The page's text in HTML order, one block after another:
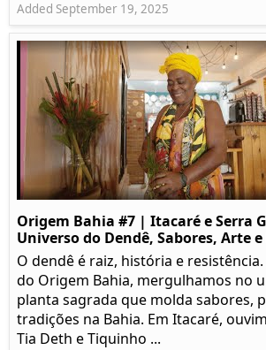
Added September 19, 2025
Origem Bahia #7 | Itacaré e Serra
Universo do Dendê, Sabores, Arte
O dendê é raiz, história e
do Origem Bahia, mergulhamos no
planta sagrada que molda sabores,
tradições na Bahia. Em Itacaré,
Tia Deth e Tiquinho ...